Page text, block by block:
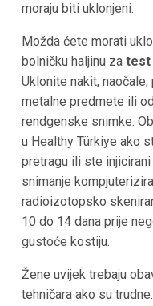
moraju biti uklonjeni.
Možda ćete morati
bolničku haljinu za test
Uklonite nakit, naočale,
metalne predmete ili
rendgenske snimke.
u Healthy Türkiye ako
pretragu ili ste
snimanje
radioizotopsko
10 do 14 dana prije
gustoće kostiju.
Žene uvijek trebaju
tehničara ako su